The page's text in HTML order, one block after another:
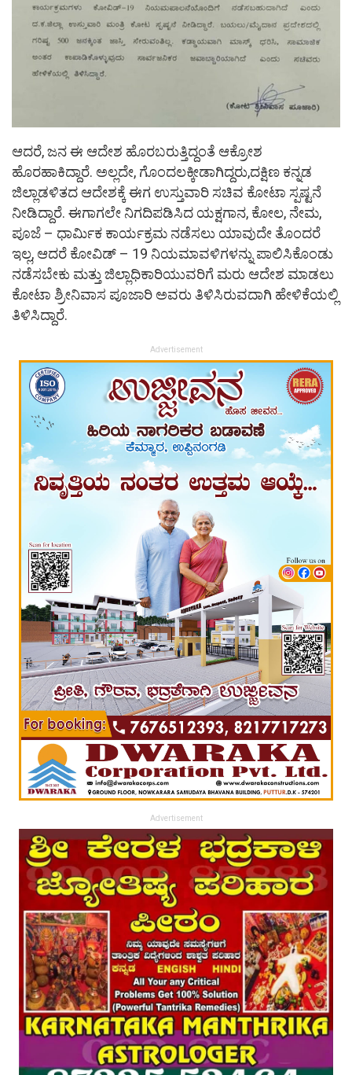
ಆದರೆ, ಜನ ಈ ಆದೇಶ ಹೊರಬರುತ್ತಿದ್ದಂತೆ ಆಕ್ರೋಶ
ಹೊರಹಾಕಿದ್ದಾರೆ. ಅಲ್ಲದೇ, ಗೊಂದಲಕ್ಕೀಡಾಗಿದ್ದರು,ದಕ್ಷಿಣ ಕನ್ನಡ
ಜಿಲ್ಲಾಡಳಿತದ ಆದೇಶಕ್ಕೆ ಈಗ ಉಸ್ತುವಾರಿ ಸಚಿವ ಕೋಟಾ ಸ್ಪಷ್ಟನೆ
ನೀಡಿದ್ದಾರೆ. ಈಗಾಗಲೇ ನಿಗದಿಪಡಿಸಿದ ಯಕ್ಷಗಾನ, ಕೋಲ, ನೇಮ,
ಪೂಜೆ – ಧಾರ್ಮಿಕ ಕಾರ್ಯಕ್ರಮ ನಡೆಸಲು ಯಾವುದೇ ತೊಂದರೆ
ಇಲ್ಲ, ಆದರೆ ಕೋವಿಡ್ – 19 ನಿಯಮಾವಳಿಗಳನ್ನು ಪಾಲಿಸಿಕೊಂಡು
ನಡೆಸಬೇಕು ಮತ್ತು ಜಿಲ್ಲಾಧಿಕಾರಿಯುವರಿಗೆ ಮರು ಆದೇಶ ಮಾಡಲು
ಕೋಟಾ ಶ್ರೀನಿವಾಸ ಪೂಜಾರಿ ಅವರು ತಿಳಿಸಿರುವದಾಗಿ ಹೇಳಿಕೆಯಲ್ಲಿ
ತಿಳಿಸಿದ್ದಾರೆ.
Advertisement
Advertisement